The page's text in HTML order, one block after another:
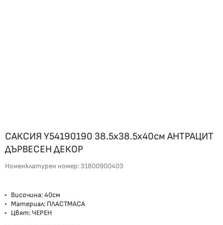
САКСИЯ Y54190190 38.5х38.5х40см АНТРАЦИТ
ДЪРВЕСЕН ДЕКОР
Номенклатурен номер: 31800900403
Височина: 40см
Материал: ПЛАСТМАСА
Цвят: ЧЕРЕН